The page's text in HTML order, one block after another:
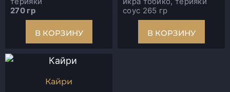
270 гр
В КОРЗИНУ
соус 265 гр
В КОРЗИНУ
Кайри